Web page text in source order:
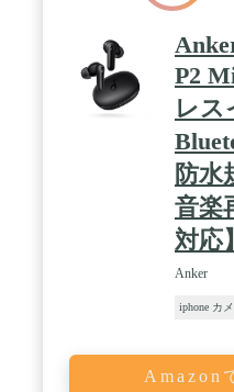
P2
レス
防水
音楽
対応
Anker
iphone カ
Amazon